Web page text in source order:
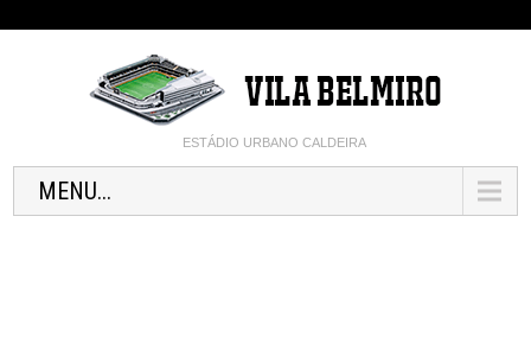
ESTÁDIO URBANO CALDEIRA
MENU...